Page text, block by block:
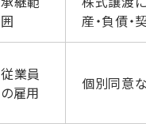
囲
産・負債・
従業員
の雇用
個別同意